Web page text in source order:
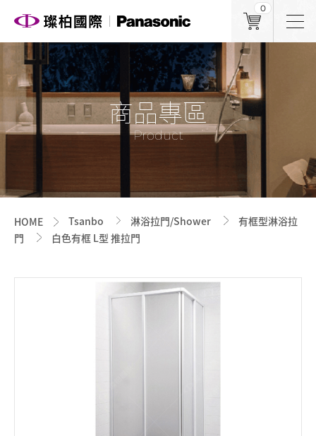
0
商品專區
Product
HOME Tsanbo 淋浴拉門/Shower
有框型淋浴拉
門
白色有框 L型 推拉門